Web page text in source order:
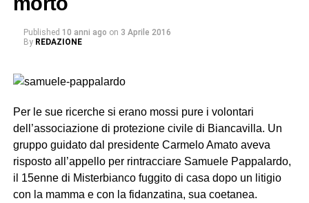
Published 10 anni ago on 3 Aprile 2016
By REDAZIONE
Per le sue ricerche si erano mossi pure i volontari
dell’associazione di protezione civile di Biancavilla. Un
gruppo guidato dal presidente Carmelo Amato aveva
risposto all’appello per rintracciare Samuele Pappalardo,
il 15enne di Misterbianco fuggito di casa dopo un litigio
con la mamma e con la fidanzatina, sua coetanea.